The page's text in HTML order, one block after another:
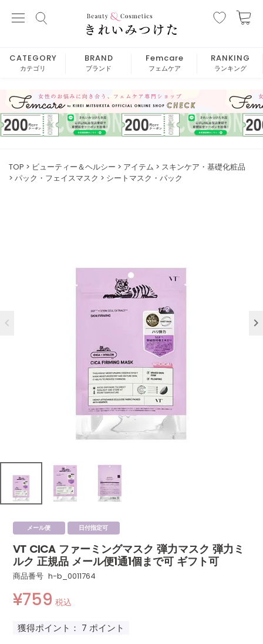
CATEGORY
カテゴリ
BRAND
ブランド
Femcare
フェムケア
RANKING
ランキング
TOP ビューティー＆ヘルシー アイテム
スキンケア・基礎化粧品
パック・フェイスマスク
シートマスク・パック
メール便 日付指定可
VT CICA ファーミングマスク 弾力マスク 弾力ミ
ルク 正規品 メール便1通1個まで可 ギフト可
商品番号 h-b_0011764
¥759 税込
獲得ポイント： 7 ポイント